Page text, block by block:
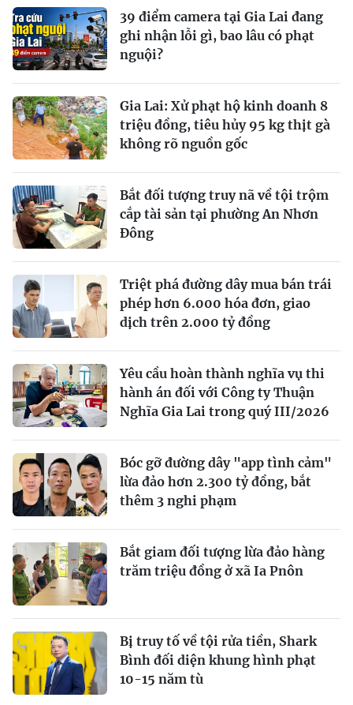
39 điểm camera tại Gia Lai đang
ghi nhận lỗi gì, bao lâu có phạt
nguội?
Gia Lai: Xử phạt hộ kinh doanh 8
triệu đồng, tiêu hủy 95 kg thịt gà
không rõ nguồn gốc
Bắt đối tượng truy nã về tội trộm
cắp tài sản tại phường An Nhơn
Đông
Triệt phá đường dây mua bán trái
phép hơn 6.000 hóa đơn, giao
dịch trên 2.000 tỷ đồng
Yêu cầu hoàn thành nghĩa vụ thi
hành án đối với Công ty Thuận
Nghĩa Gia Lai trong quý III/2026
Bóc gỡ đường dây "app tình cảm"
lừa đảo hơn 2.300 tỷ đồng, bắt
thêm 3 nghi phạm
Bắt giam đối tượng lừa đảo hàng
trăm triệu đồng ở xã Ia Pnôn
Bị truy tố về tội rửa tiền, Shark
Bình đối diện khung hình phạt
10-15 năm tù